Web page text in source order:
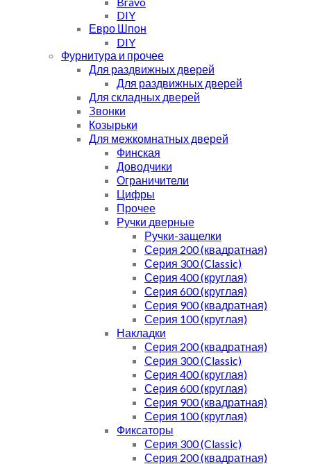
DIY
Евро Шпон
DIY
Фурнитура и прочее
Для раздвижных дверей
Для раздвижных дверей
Для складных дверей
Звонки
Козырьки
Для межкомнатных дверей
Финская
Доводчики
Ограничители
Цифры
Прочее
Ручки дверные
Ручки-защелки
Серия 200 (квадратная)
Серия 300 (Classic)
Серия 400 (круглая)
Серия 600 (круглая)
Серия 900 (квадратная)
Серия 100 (круглая)
Накладки
Серия 200 (квадратная)
Серия 300 (Classic)
Серия 400 (круглая)
Серия 600 (круглая)
Серия 900 (квадратная)
Серия 100 (круглая)
Фиксаторы
Серия 300 (Classic)
Серия 200 (квадратная)